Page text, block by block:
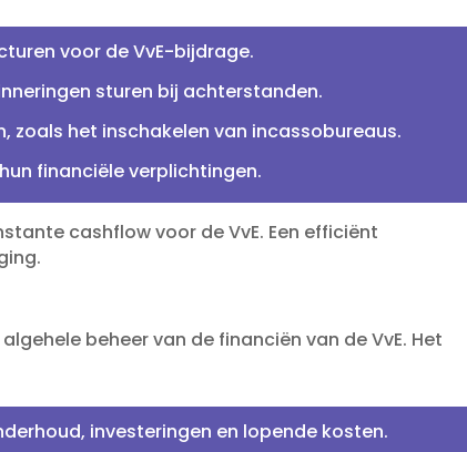
voor de VvE-bijdrage.​
sturen bij achterstanden.​
zoals het inschakelen van incassobureaus.​
financiële verplichtingen.​
cashflow voor de VvE.​ Een efficiënt
beheer van de financiën van de VvE.​ Het
investeringen en lopende kosten.​